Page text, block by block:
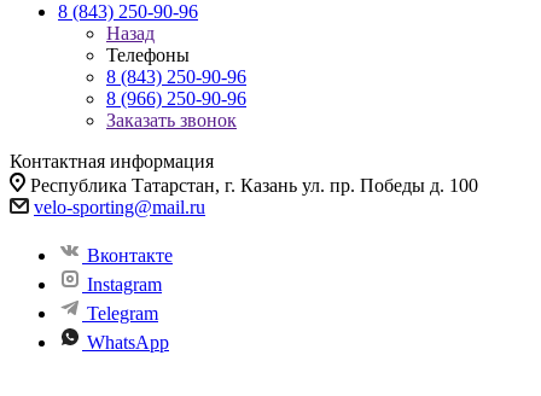
8 (843) 250-90-96
Назад
Телефоны
8 (843) 250-90-96
8 (966) 250-90-96
Заказать звонок
Контактная информация
Республика Татарстан, г. Казань ул. пр. Победы д. 100
velo-sporting@mail.ru
Вконтакте
Instagram
Telegram
WhatsApp